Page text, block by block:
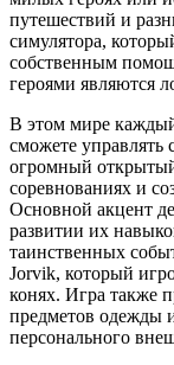
путешествий и
симулятора,
собственным
героями являются
В этом мире
сможете
огромный
соревнованиях и
Основной акцент
развитии их
таинственных
Jorvik, который
конях. Игра также
предметов одежды
персонального